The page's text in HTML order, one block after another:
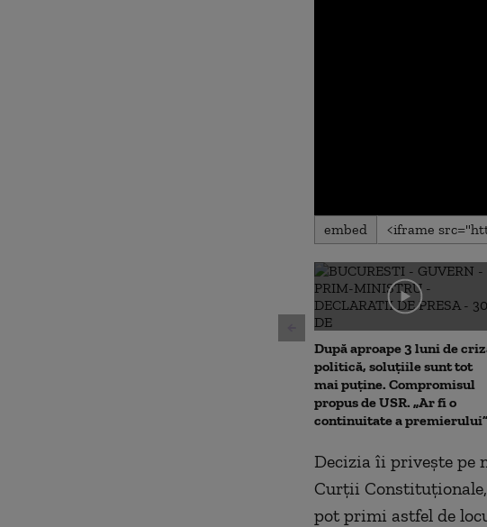
0
seconds
0
secondsVolume
90%
embed
După aproape 3 luni de
politică, soluțiile sunt tot
mai puține. Compromisul
propus de USR. „Ar fi o
continuitate a premierului”
Decizia îi priveşte
Curţii
pot primi astfel de